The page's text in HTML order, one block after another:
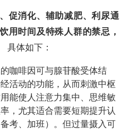
促消化、辅助减肥、利尿通
用时间及特殊人群的禁忌，
具体如下：
咖啡因可与腺苷酸受体结
活动的功能，从而刺激中枢
能使人注意力集中、思维敏
，尤其适合需要短期提升认
考、加班）。但过量摄入可